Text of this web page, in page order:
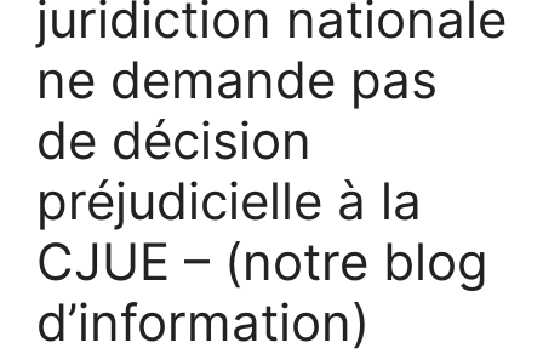
juridiction nationale
ne demande pas
de décision
préjudicielle à la
CJUE – (notre blog
d’information)